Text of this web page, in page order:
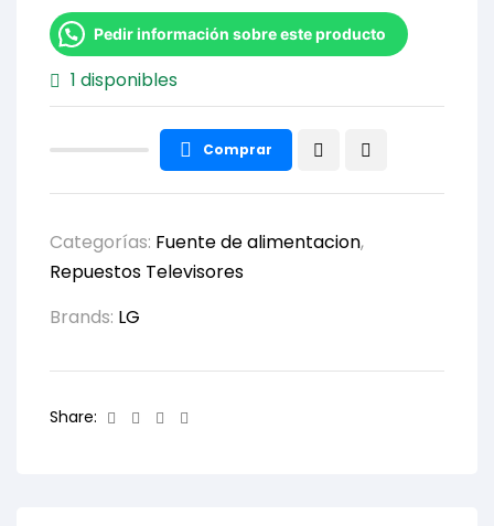
Pedir información sobre este producto
1 disponibles
Comprar
Categorías: Fuente de alimentacion,
Repuestos Televisores
Brands: LG
Share: Facebook
TwitterLinkedin